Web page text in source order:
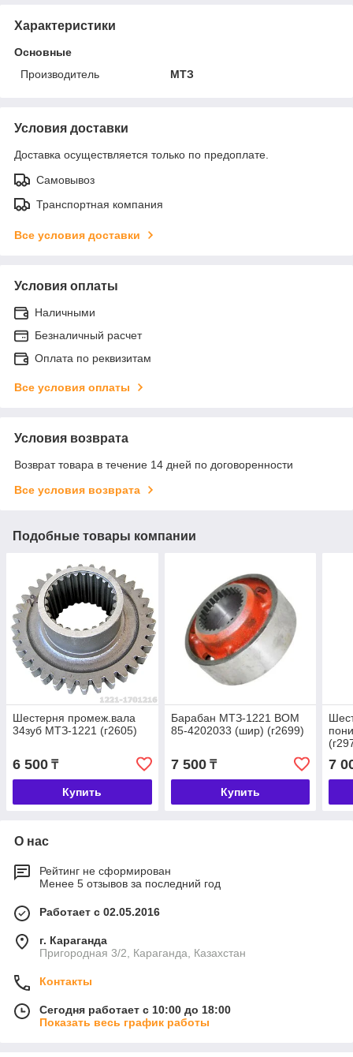
Характеристики
Основные
Производитель
МТЗ
Условия доставки
Доставка осуществляется только по предоплате.
Самовывоз
Транспортная компания
Все условия доставки
Условия оплаты
Наличными
Безналичный расчет
Оплата по реквизитам
Все условия оплаты
Условия возврата
Возврат товара в течение 14 дней по договоренности
Все условия возврата
Подобные товары компании
Шестерня промеж.вала
34зуб МТЗ-1221 (г2605)
6 500 ₸
Купить
Барабан МТЗ-1221 ВОМ
85-4202033 (шир) (г2699)
7 500₸
Купить
7
О нас
Рейтинг не сформирован
Менее 5 отзывов за последний год
Работает с 02.05.2016
г. Караганда
Пригородная 3/2, Караганда, Казахстан
Контакты
Сегодня работает с 10:00 до 18:00
Показать весь график работы